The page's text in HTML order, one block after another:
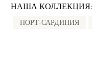
НАША КОЛЛЕКЦИЯ:
НОРТ-САРДИНИЯ